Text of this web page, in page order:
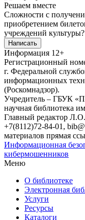
Решаем вместе
Сложности с
приобретением
учреждений культуры?
Написать
Информация 12+
Регистрационный
г. Федеральной
информационных
(Роскомнадзор).
Учредитель – ГБУК
научная библиотека
Главный редактор
+7(8112)72-84-01,
материалов прямая
Информационная
кибермошенников
Меню
О библиотеке
Электронная
Услуги
Ресурсы
Каталоги